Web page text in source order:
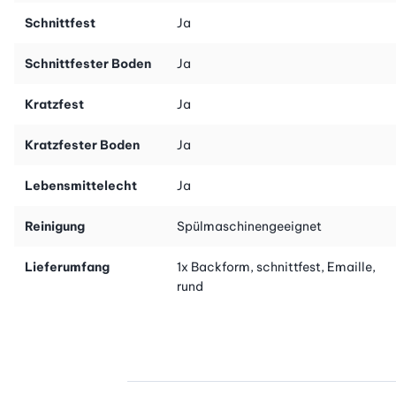
Schnittfest Ja
Schnittfester Boden Ja
Kratzfest Ja
Kratzfester Boden Ja
Lebensmittelecht Ja
Reinigung Spülmaschinengeeignet
Lieferumfang
1x Backform, schnittfest, Emaille,
rund